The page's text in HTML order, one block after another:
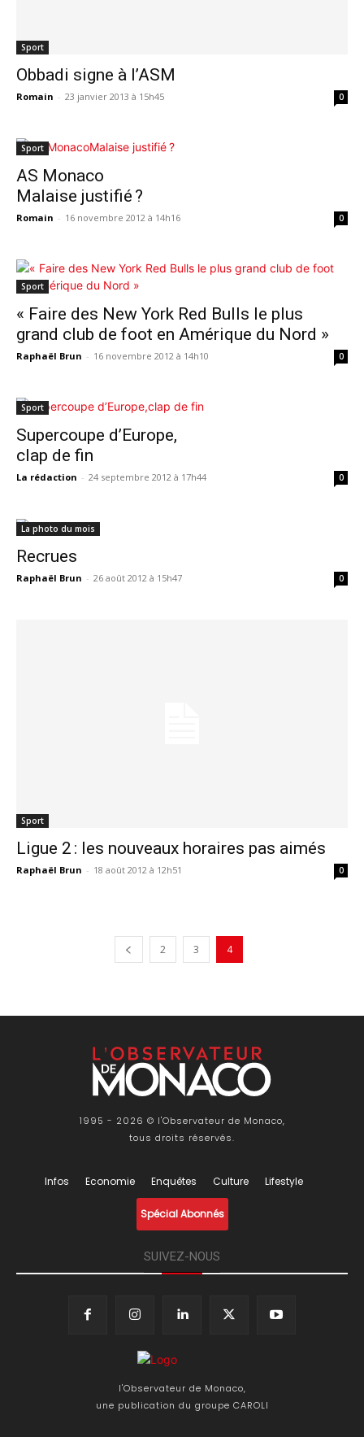
Sport
Obbadi signe à l’ASM
Romain - 23 janvier 2013 à 15h45 0
Sport
AS Monaco
Malaise justifié ?
Romain - 16 novembre 2012 à 14h16 0
Sport
« Faire des New York Red Bulls le plus
grand club de foot en Amérique du Nord »
Raphaël Brun - 16 novembre 2012 à 14h10 0
Sport
Supercoupe d’Europe,
clap de fin
La rédaction - 24 septembre 2012 à 17h44 0
La photo du mois
Recrues
Raphaël Brun - 26 août 2012 à 15h47 0
Sport
Ligue 2 : les nouveaux horaires pas aimés
Raphaël Brun - 18 août 2012 à 12h51 0
2 3 4
1995 - 2026 © l'Observateur de Monaco,
tous droits réservés.
Infos Economie Enquêtes Culture Lifestyle
Spécial Abonnés
SUIVEZ-NOUS
l'Observateur de Monaco,
une publication du groupe CAROLI